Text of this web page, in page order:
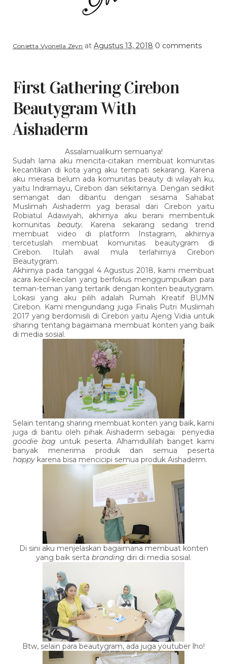
Conietta Vyonella Zeyn atAgustus 13, 2018 0 comments
First Gathering Cirebon
Beautygram With
Aishaderm
Assalamualikum semuanya!
Sudah lama aku mencita-citakan membuat komunitas
kecantikan di kota yang aku tempati sekarang. Karena
aku merasa belum ada komunitas beauty di wilayah ku,
yaitu Indramayu, Cirebon dan sekitarnya. Dengan sedikit
semangat dan dibantu dengan sesama Sahabat
Muslimah Aishaderm yag berasal dari Cirebon yaitu
Robiatul Adawiyah, akhirnya aku berani membentuk
komunitasbeauty. Karena sekarang sedang trend
membuat video di platform Instagram, akhirnya
tercetuslah membuat komunitas beautygram di
Cirebon. Itulah awal mula terlahirnya Cirebon
Beautygram.
Akhirnya pada tanggal 4 Agustus 2018, kami membuat
acara kecil-kecilan yang berfokus menggumpulkan para
teman-teman yang tertarik dengan konten beautygram.
Lokasi yang aku pilih adalah Rumah Kreatif BUMN
Cirebon. Kami mengundang juga Finalis Putri Muslimah
2017 yang berdomisili di Cirebon yaitu Ajeng Vidia untuk
sharing tentang bagaimana membuat konten yang baik
di media sosial.
Selain tentang sharing membuat konten yang baik, kami
juga di bantu oleh pihak Aishaderm sebagai penyedia
goodie bag untuk peserta. Alhamdullilah banget kami
banyak menerima produk dan semua peserta
happy karena bisa mencicipi semua produk Aishaderm.
Di sini aku menjelaskan bagaimana membuat konten
yang baik serta branding diri di media sosial.
Btw, selain para beautygram, ada juga youtuber lho!